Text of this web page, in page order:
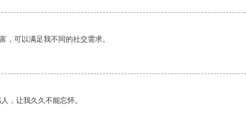
，可以满足我不同的社交需求。
，让我久久不能忘怀。